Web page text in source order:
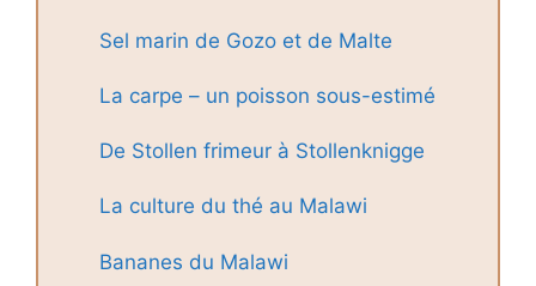
Sel marin de Gozo et de Malte
La carpe – un poisson sous-estimé
De Stollen frimeur à Stollenknigge
La culture du thé au Malawi
Bananes du Malawi